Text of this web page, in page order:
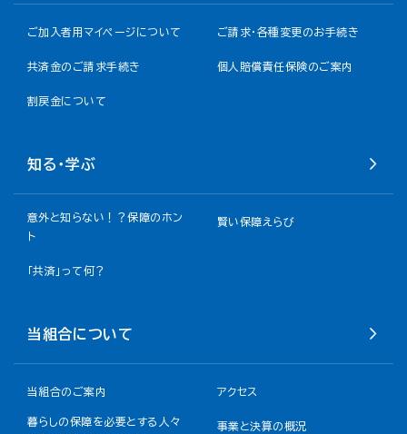
ご加入者用マイページについて ご請求・各種変更のお手続き
共済金のご請求手続き 個人賠償責任保険のご案内
割戻金について​
知る・学ぶ
意外と知らない！？保障のホン
ト
賢い保障えらび
「共済」って何？
当組合について
当組合のご案内 アクセス
暮らしの保障を必要とする人々
事業と決算の概況